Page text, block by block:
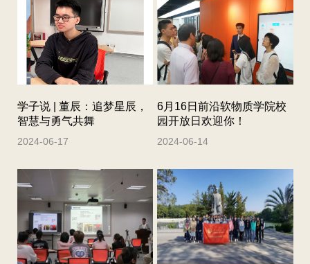
学子说 | 董辰：追梦星辰，
智慧与勇气共舞
2024-06-17
6月16日前沿软物质学院校
园开放日欢迎你！
2024-06-14